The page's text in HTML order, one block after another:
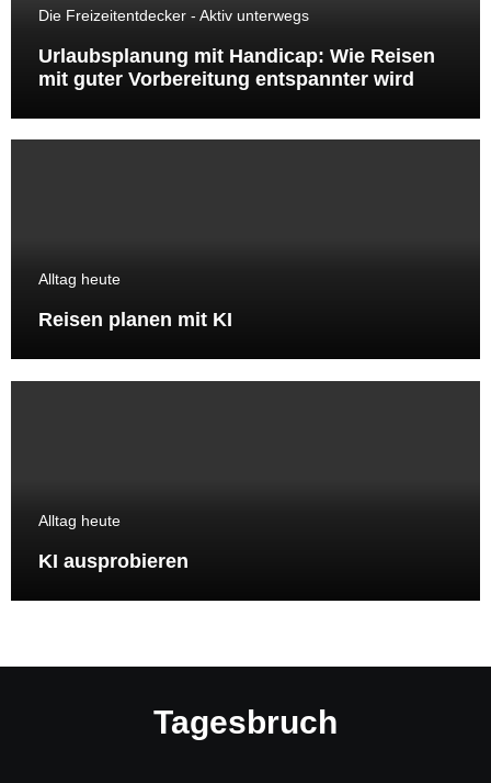
Die Freizeitentdecker - Aktiv unterwegs
Urlaubsplanung mit Handicap: Wie Reisen
mit guter Vorbereitung entspannter wird
Alltag heute
Reisen planen mit KI
Alltag heute
KI ausprobieren
Tagesbruch